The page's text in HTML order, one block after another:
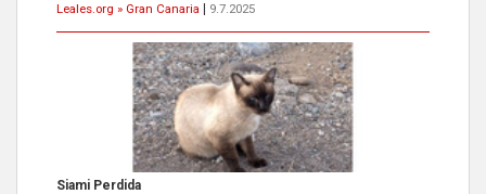
Leales.org » Gran Canaria
9.7.2025
Siami Perdida